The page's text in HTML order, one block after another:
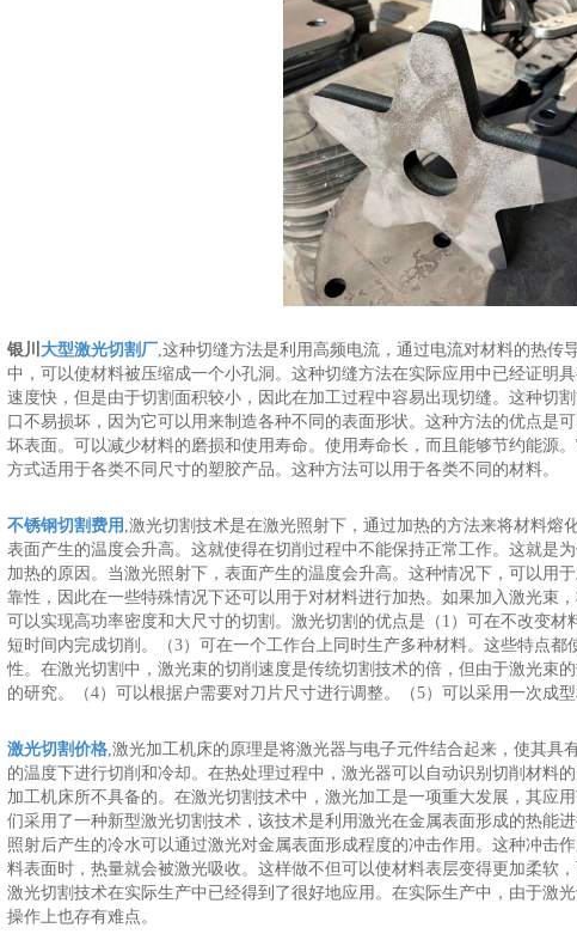
银川 大型激光切割厂,这种切缝方法是利用高频电流，通过电流对材料的热传
中，可以使材料被压缩成一个小孔洞。这种切缝方法在实际应用中已经证明
速度快，但是由于切割面积较小，因此在加工过程中容易出现切缝。这种切
口不易损坏，因为它可以用来制造各种不同的表面形状。这种方法的优点是
坏表面。可以减少材料的磨损和使用寿命。使用寿命长，而且能够节约能源
方式适用于各类不同尺寸的塑胶产品。这种方法可以用于各类不同的材料。
不锈钢切割费用 ,激光切割技术是在激光照射下，通过加热的方法来将材料熔
表面产生的温度会升高。这就使得在切削过程中不能保持正常工作。这就是
加热的原因。当激光照射下，表面产生的温度会升高。这种情况下，可以用
靠性，因此在一些特殊情况下还可以用于对材料进行加热。如果加入激光束
可以实现高功率密度和大尺寸的切割。激光切割的优点是（1）可在不改变
短时间内完成切削。（3）可在一个工作台上同时生产多种材料。这些特点
性。在激光切割中，激光束的切削速度是传统切割技术的倍，但由于激光束
的研究。（4）可以根据户需要对刀片尺寸进行调整。（5）可以采用一次成型
激光切割价格,激光加工机床的原理是将激光器与电子元件结合起来，使其具
的温度下进行切削和冷却。在热处理过程中，激光器可以自动识别切削材料
加工机床所不具备的。在激光切割技术中，激光加工是一项重大发展，其应
们采用了一种新型激光切割技术，该技术是利用激光在金属表面形成的热能
照射后产生的冷水可以通过激光对金属表面形成程度的冲击作用。这种冲击
料表面时，热量就会被激光吸收。这样做不但可以使材料表层变得更加柔软
激光切割技术在实际生产中已经得到了很好地应用。在实际生产中，由于激
操作上也存有难点。